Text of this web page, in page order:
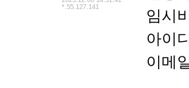
*.55.127.141
임시
아이
이메